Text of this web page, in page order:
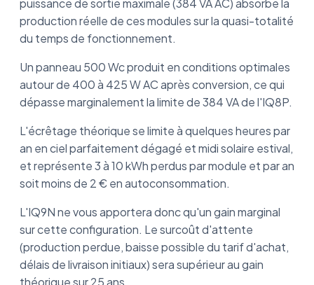
puissance de sortie maximale (384 VA AC) absorbe la
production réelle de ces modules sur la quasi-totalité
du temps de fonctionnement.
Un panneau 500 Wc produit en conditions optimales
autour de 400 à 425 W AC après conversion, ce qui
dépasse marginalement la limite de 384 VA de l'IQ8P.
L'écrêtage théorique se limite à quelques heures par
an en ciel parfaitement dégagé et midi solaire estival,
et représente 3 à 10 kWh perdus par module et par an
soit moins de 2 € en autoconsommation.
L'IQ9N ne vous apportera donc qu'un gain marginal
sur cette configuration. Le surcoût d'attente
(production perdue, baisse possible du tarif d'achat,
délais de livraison initiaux) sera supérieur au gain
théorique sur 25 ans.